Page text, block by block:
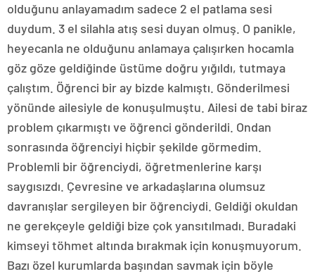
olduğunu anlayamadım sadece 2 el patlama sesi
duydum. 3 el silahla atış sesi duyan olmuş. O panikle,
heyecanla ne olduğunu anlamaya çalışırken hocamla
göz göze geldiğinde üstüme doğru yığıldı, tutmaya
çalıştım. Öğrenci bir ay bizde kalmıştı. Gönderilmesi
yönünde ailesiyle de konuşulmuştu. Ailesi de tabi biraz
problem çıkarmıştı ve öğrenci gönderildi. Ondan
sonrasında öğrenciyi hiçbir şekilde görmedim.
Problemli bir öğrenciydi, öğretmenlerine karşı
saygısızdı. Çevresine ve arkadaşlarına olumsuz
davranışlar sergileyen bir öğrenciydi. Geldiği okuldan
ne gerekçeyle geldiği bize çok yansıtılmadı. Buradaki
kimseyi töhmet altında bırakmak için konuşmuyorum.
Bazı özel kurumlarda başından savmak için böyle